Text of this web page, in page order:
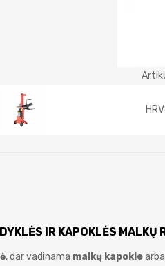
IR KAPOKLĖS MALKŲ
, dar vadinama malkų kapokle